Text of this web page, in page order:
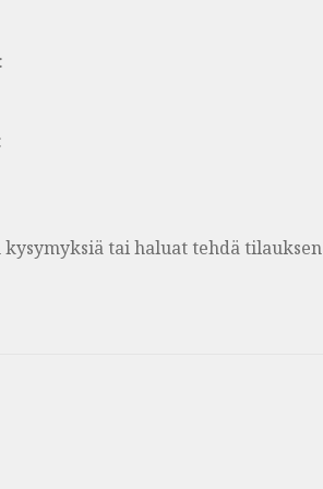
tai haluat tehdä tilauksen